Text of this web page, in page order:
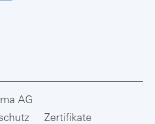
AG
Zertifikate